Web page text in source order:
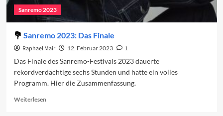
Sanremo 2023
Sanremo 2023: Das Finale
Raphael Mair 12. Februar 2023
1
Das Finale des Sanremo-Festivals 2023 dauerte
rekordverdächtige sechs Stunden und hatte ein volles
Programm. Hier die Zusammenfassung.
WeiterlesenRead